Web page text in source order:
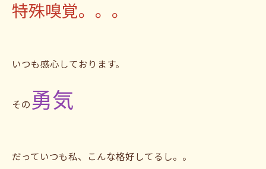
特殊嗅覚。。。
いつも感心しております。
その 勇気
だっていつも私、こんな格好してるし。。